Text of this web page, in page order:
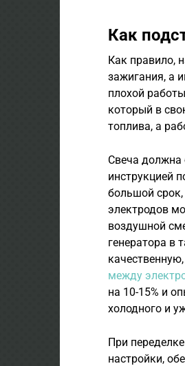
Как
Как правило,
зажигания, а
плохой
который в
топлива, а
Свеча должна
инструкцией
большой срок,
электродов
воздушной
генератора в
между
на 10-15% и
холодного и
При
настройки,